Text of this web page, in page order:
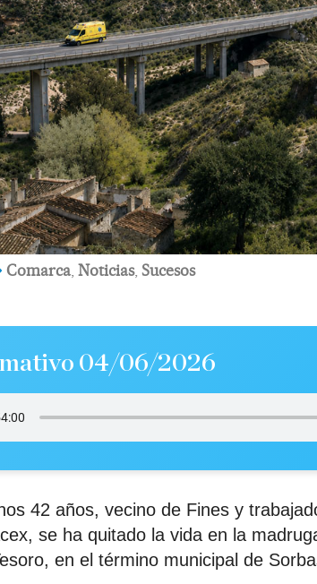
Comarca,Noticias,Sucesos
04/06/2026
42 años, vecino de Fines y
se ha quitado la vida en la
en el término municipal de